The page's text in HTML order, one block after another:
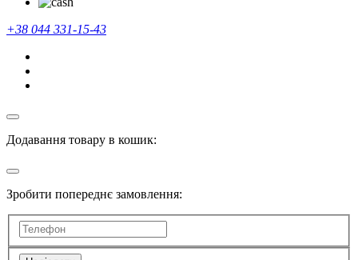
+38 044 331-15-43
Додавання товару в кошик:
Зробити попереднє замовлення: